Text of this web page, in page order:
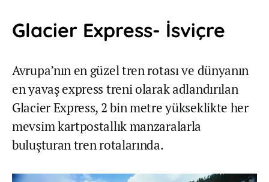
Glacier Express- İsviçre
Avrupa’nın en güzel tren rotası ve dünyanın
en yavaş express treni olarak adlandırılan
Glacier Express, 2 bin metre yükseklikte her
mevsim kartpostallık manzaralarla
buluşturan tren rotalarında.